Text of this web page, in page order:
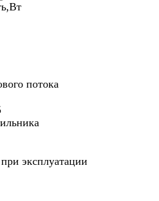
потока
эксплуатации